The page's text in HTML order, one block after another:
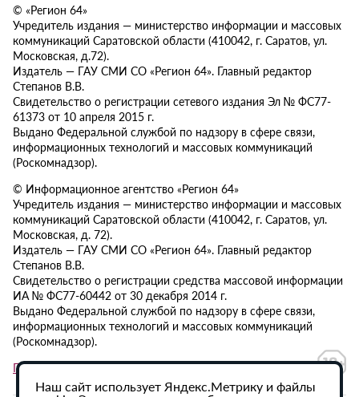
© «Регион 64»
Учредитель издания — министерство информации и массовых
коммуникаций Саратовской области (410042, г. Саратов, ул.
Московская, д.72).
Издатель — ГАУ СМИ СО «Регион 64». Главный редактор
Степанов В.В.
Свидетельство о регистрации сетевого издания Эл № ФС77-
61373 от 10 апреля 2015 г.
Выдано Федеральной службой по надзору в сфере связи,
информационных технологий и массовых коммуникаций
(Роскомнадзор).
© Информационное агентство «Регион 64»
Учредитель издания — министерство информации и массовых
коммуникаций Саратовской области (410042, г. Саратов, ул.
Московская, д. 72).
Издатель — ГАУ СМИ СО «Регион 64». Главный редактор
Степанов В.В.
Свидетельство о регистрации средства массовой информации
ИА № ФС77-60442 от 30 декабря 2014 г.
Выдано Федеральной службой по надзору в сфере связи,
информационных технологий и массовых коммуникаций
(Роскомнадзор).
Политика в отношении обработки персональных данных
Наш сайт использует Яндекс.Метрику и файлы